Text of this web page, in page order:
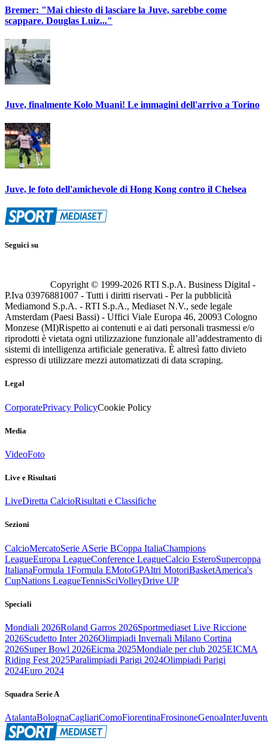
Bremer: "Mai chiesto di lasciare la Juve, sarebbe come
scappare. Douglas Luiz..."
Juve, finalmente Kolo Muani! Le immagini dell'arrivo a Torino
Juve, le foto dell'amichevole di Hong Kong contro il Chelsea
Seguici su
Copyright © 1999-2026 RTI S.p.A. Business Digital -
P.Iva 03976881007 - Tutti i diritti riservati - Per la pubblicità
Mediamond S.p.A. - RTI S.p.A., Mediaset N.V., sede legale
Amsterdam (Paesi Bassi) - Uffici Viale Europa 46, 20093 Cologno
Monzese (MI)Rispetto ai contenuti e ai dati personali trasmessi e/o
riprodotti è vietata ogni utilizzazione funzionale all’addestramento di
sistemi di intelligenza artificiale generativa. È altresì fatto divieto
espresso di utilizzare mezzi automatizzati di data scraping.
Legal
CorporatePrivacy PolicyCookie Policy
Media
VideoFoto
Live e Risultati
LiveDiretta CalcioRisultati e Classifiche
Sezioni
CalcioMercatoSerie ASerie BCoppa ItaliaChampions
LeagueEuropa LeagueConference LeagueCalcio EsteroSupercoppa
ItalianaFormula 1Formula EMotoGPAltri MotoriBasketAmerica's
CupNations LeagueTennisSciVolleyDrive UP
Speciali
Mondiali 2026Roland Garros 2026Sportmediaset Live Riccione
2026Scudetto Inter 2026Olimpiadi Invernali Milano Cortina
2026Super Bowl 2026Eicma 2025Mondiale per club 2025EICMA
Riding Fest 2025Paralimpiadi Parigi 2024Olimpiadi Parigi
2024Euro 2024
Squadra Serie A
AtalantaBolognaCagliariComoFiorentinaFrosinoneGenoaInter